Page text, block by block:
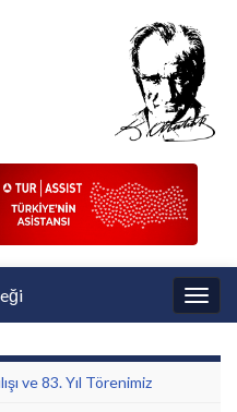
ve 83. Yıl Törenimiz